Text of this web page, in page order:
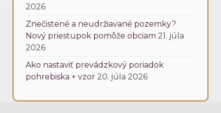
2026
Znečistené a neudržiavané pozemky?
Nový priestupok pomôže obciam 21. júla
2026
Ako nastaviť prevádzkový poriadok
pohrebiska + vzor 20. júla 2026